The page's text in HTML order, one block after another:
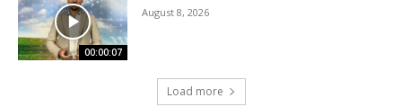
00:00:07
August 8, 2026
Load more